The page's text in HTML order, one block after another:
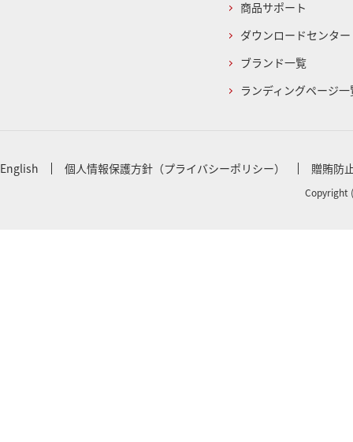
商品サポート
ダウンロードセンター
ブランド一覧
ランディングページ一
English 個人情報保護方針（プライバシーポリシー） 贈賄防
Copyright